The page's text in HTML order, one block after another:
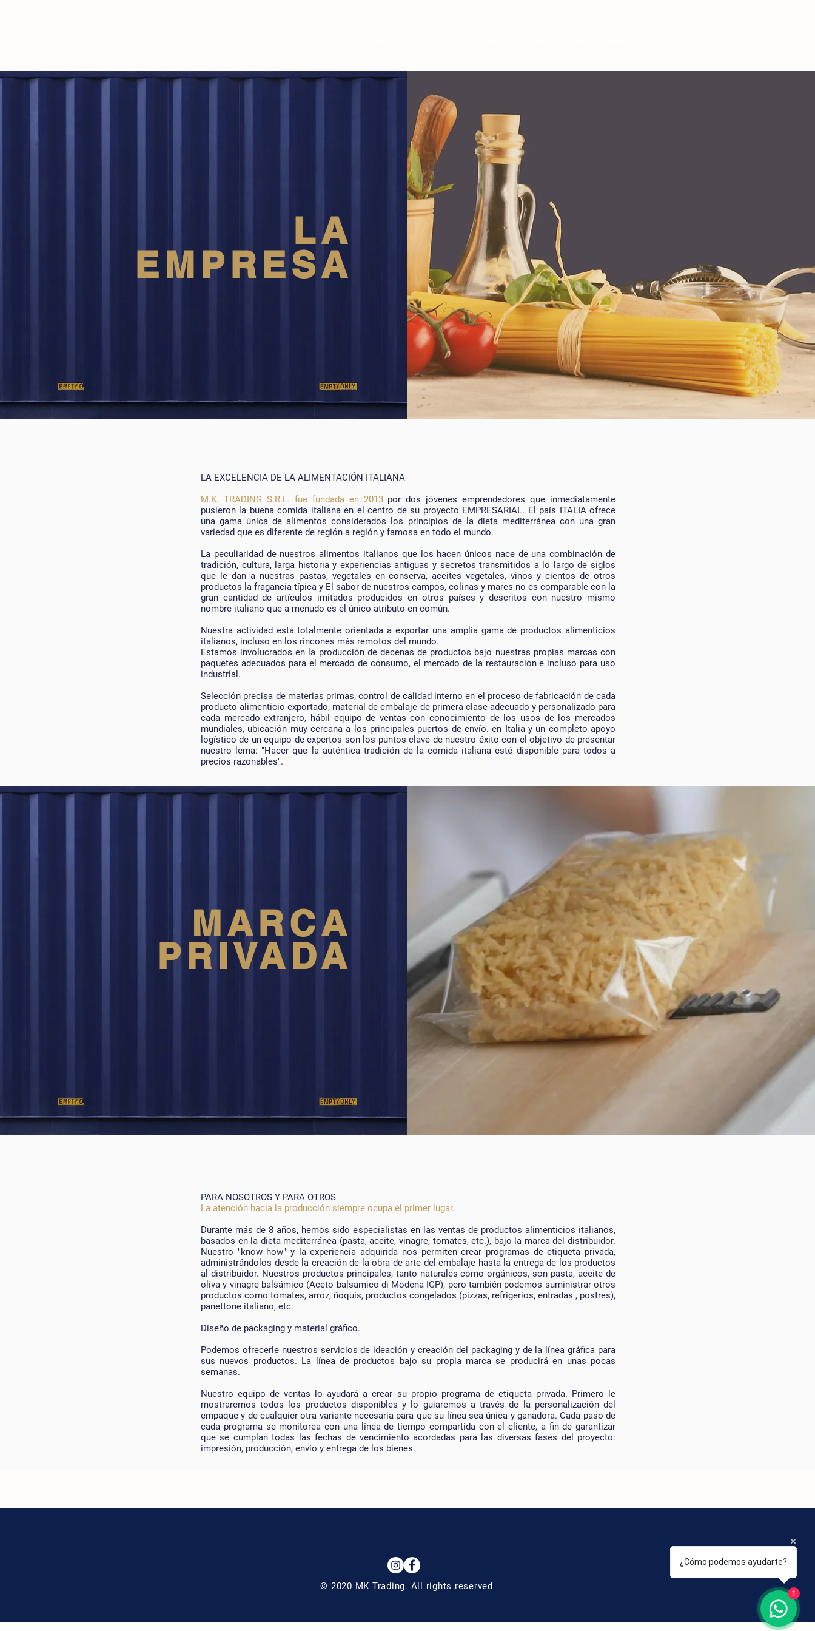
LA
EMPRESA
LA EXCELENCIA DE LA ALIMENTACIÓN ITALIANA
M.K. TRADING S.R.L. fue fundada en 2013 por dos jóvenes emprendedores que inmediatamente
pusieron la buena comida italiana en el centro de su proyecto EMPRESARIAL. El país ITALIA ofrece
una gama única de alimentos considerados los principios de la dieta mediterránea con una gran
variedad que es diferente de región a región y famosa en todo el mundo.
La peculiaridad de nuestros alimentos italianos que los hacen únicos nace de una combinación de
tradición, cultura, larga historia y experiencias antiguas y secretos transmitidos a lo largo de siglos
que le dan a nuestras pastas, vegetales en conserva, aceites vegetales, vinos y cientos de otros
productos la fragancia típica y El sabor de nuestros campos, colinas y mares no es comparable con la
gran cantidad de artículos imitados producidos en otros países y descritos con nuestro mismo
nombre italiano que a menudo es el único atributo en común.
Nuestra actividad está totalmente orientada a exportar una amplia gama de productos alimenticios
italianos, incluso en los rincones más remotos del mundo.
Estamos involucrados en la producción de decenas de productos bajo nuestras propias marcas con
paquetes adecuados para el mercado de consumo, el mercado de la restauración e incluso para uso
industrial.
Selección precisa de materias primas, control de calidad interno en el proceso de fabricación de cada
producto alimenticio exportado, material de embalaje de primera clase adecuado y personalizado para
cada mercado extranjero, hábil equipo de ventas con conocimiento de los usos de los mercados
mundiales, ubicación muy cercana a los principales puertos de envío. en Italia y un completo apoyo
logístico de un equipo de expertos son los puntos clave de nuestro éxito con el objetivo de presentar
nuestro lema: "Hacer que la auténtica tradición de la comida italiana esté disponible para todos a
precios razonables".
MARCA
PRIVADA
PARA NOSOTROS Y PARA OTROS
La atención hacia la producción siempre ocupa el primer lugar.
Durante más de 8 años, hemos sido especialistas en las ventas de productos alimenticios italianos,
basados ​​en la dieta mediterránea (pasta, aceite, vinagre, tomates, etc.), bajo la marca del distribuidor.
Nuestro "know how" y la experiencia adquirida nos permiten crear programas de etiqueta privada,
administrándolos desde la creación de la obra de arte del embalaje hasta la entrega de los productos
al distribuidor. Nuestros productos principales, tanto naturales como orgánicos, son pasta, aceite de
oliva y vinagre balsámico (Aceto balsamico di Modena IGP), pero también podemos suministrar otros
productos como tomates, arroz, ñoquis, productos congelados (pizzas, refrigerios, entradas , postres),
panettone italiano, etc.
Diseño de packaging y material gráfico.
Podemos ofrecerle nuestros servicios de ideación y creación del packaging y de la línea gráfica para
sus nuevos productos. La línea de productos bajo su propia marca se producirá en unas pocas
semanas.
Nuestro equipo de ventas lo ayudará a crear su propio programa de etiqueta privada. Primero le
mostraremos todos los productos disponibles y lo guiaremos a través de la personalización del
empaque y de cualquier otra variante necesaria para que su línea sea única y ganadora. Cada paso de
cada programa se monitorea con una línea de tiempo compartida con el cliente, a fin de garantizar
que se cumplan todas las fechas de vencimiento acordadas para las diversas fases del proyecto:
impresión, producción, envío y entrega de los bienes.
© 2020 MK Trading. All rights reserved
¿Cómo podemos ayudarte?
1